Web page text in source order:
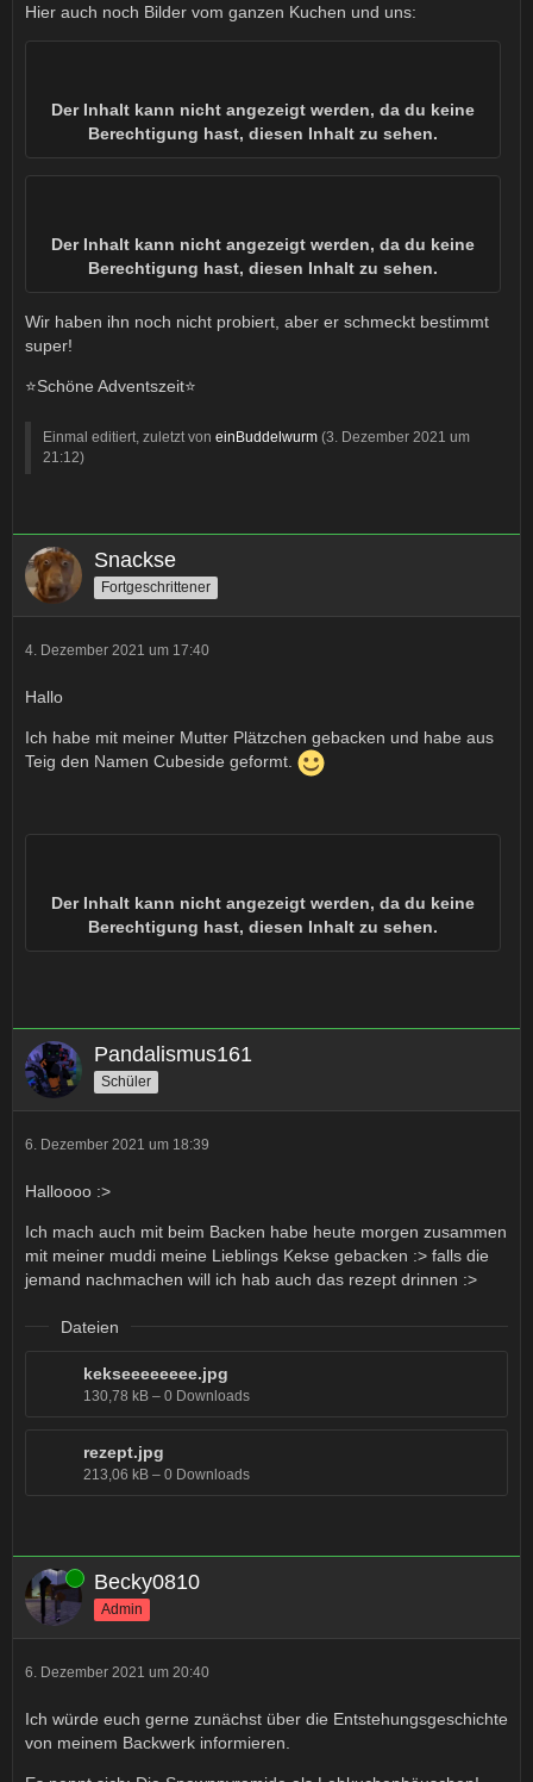
Hier auch noch Bilder vom ganzen Kuchen und uns:
Der Inhalt kann nicht angezeigt werden, da du keine
Berechtigung hast, diesen Inhalt zu sehen.
Der Inhalt kann nicht angezeigt werden, da du keine
Berechtigung hast, diesen Inhalt zu sehen.
Wir haben ihn noch nicht probiert, aber er schmeckt bestimmt
super!
⭐️Schöne Adventszeit⭐️
Einmal editiert, zuletzt von einBuddelwurm (3. Dezember 2021 um
21:12)
Snackse
Fortgeschrittener
4. Dezember 2021 um 17:40
Hallo
Ich habe mit meiner Mutter Plätzchen gebacken und habe aus
Teig den Namen Cubeside geformt.
Der Inhalt kann nicht angezeigt werden, da du keine
Berechtigung hast, diesen Inhalt zu sehen.
Pandalismus161
Schüler
6. Dezember 2021 um 18:39
Halloooo :>
Ich mach auch mit beim Backen habe heute morgen zusammen
mit meiner muddi meine Lieblings Kekse gebacken :> falls die
jemand nachmachen will ich hab auch das rezept drinnen :>
Dateien
kekseeeeeeee.jpg
130,78 kB – 0 Downloads
rezept.jpg
213,06 kB – 0 Downloads
Online Becky0810
Admin
6. Dezember 2021 um 20:40
Ich würde euch gerne zunächst über die Entstehungsgeschichte
von meinem Backwerk informieren.